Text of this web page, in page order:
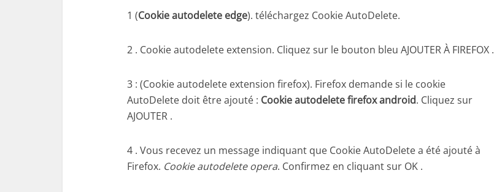
1 (Cookie autodelete edge). téléchargez Cookie AutoDelete.
2 . Cookie autodelete extension. Cliquez sur le bouton bleu AJOUTER À FIREFOX .
3 : (Cookie autodelete extension firefox). Firefox demande si le cookie
AutoDelete doit être ajouté : Cookie autodelete firefox android. Cliquez sur
AJOUTER .
4 . Vous recevez un message indiquant que Cookie AutoDelete a été ajouté à
Firefox. Cookie autodelete opera. Confirmez en cliquant sur OK .